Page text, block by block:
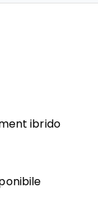
ibrido